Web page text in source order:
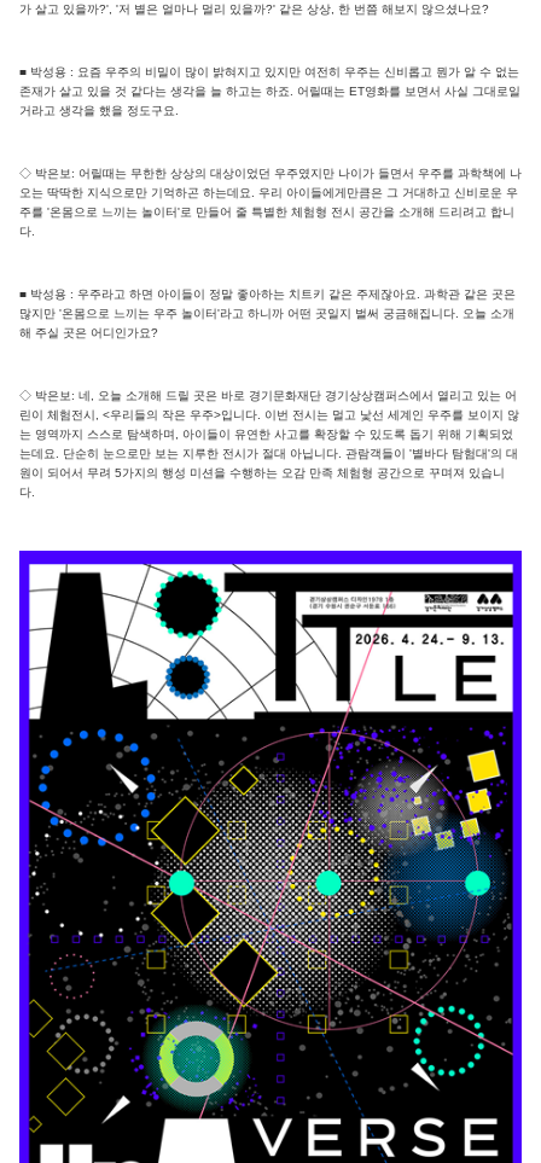
가 살고 있을까?', '저 별은 얼마나 멀리 있을까?' 같은 상상, 한 번쯤 해보지 않으셨나요?
■ 박성용 : 요즘 우주의 비밀이 많이 밝혀지고 있지만 여전히 우주는 신비롭고 뭔가 알 수 없는
존재가 살고 있을 것 같다는 생각을 늘 하고는 하죠. 어릴때는 ET영화를 보면서 사실 그대로일
거라고 생각을 했을 정도구요.
◇ 박은보: 어릴때는 무한한 상상의 대상이었던 우주였지만 나이가 들면서 우주를 과학책에 나
오는 딱딱한 지식으로만 기억하곤 하는데요. 우리 아이들에게만큼은 그 거대하고 신비로운 우
주를 '온몸으로 느끼는 놀이터'로 만들어 줄 특별한 체험형 전시 공간을 소개해 드리려고 합니
다.
■ 박성용 : 우주라고 하면 아이들이 정말 좋아하는 치트키 같은 주제잖아요. 과학관 같은 곳은
많지만 '온몸으로 느끼는 우주 놀이터'라고 하니까 어떤 곳일지 벌써 궁금해집니다. 오늘 소개
해 주실 곳은 어디인가요?
◇ 박은보: 네, 오늘 소개해 드릴 곳은 바로 경기문화재단 경기상상캠퍼스에서 열리고 있는 어
린이 체험전시, <우리들의 작은 우주>입니다. 이번 전시는 멀고 낯선 세계인 우주를 보이지 않
는 영역까지 스스로 탐색하며, 아이들이 유연한 사고를 확장할 수 있도록 돕기 위해 기획되었
는데요. 단순히 눈으로만 보는 지루한 전시가 절대 아닙니다. 관람객들이 '별바다 탐험대'의 대
원이 되어서 무려 5가지의 행성 미션을 수행하는 오감 만족 체험형 공간으로 꾸며져 있습니
다.